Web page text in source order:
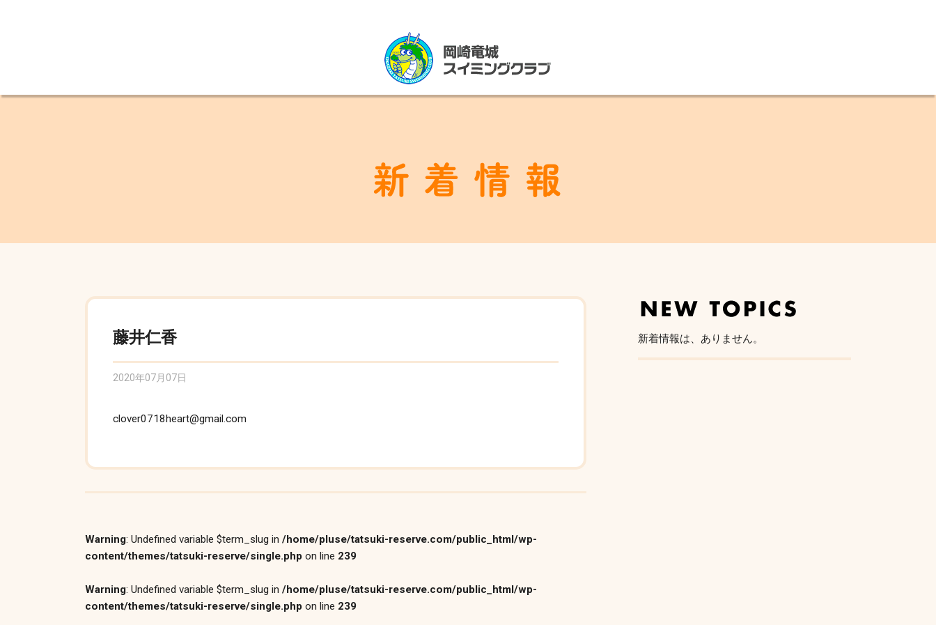
藤井仁香
2020年07月07日
clover0718heart@gmail.com
Warning: Undefined variable $term_slug in /home/pluse/tatsuki-reserve.com/public_html/wp-
content/themes/tatsuki-reserve/single.php on line 239
Warning: Undefined variable $term_slug in /home/pluse/tatsuki-reserve.com/public_html/wp-
content/themes/tatsuki-reserve/single.php on line 239
新着情報は、ありません。